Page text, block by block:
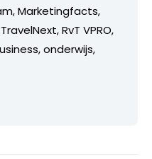
Marketingfacts,
RvT VPRO,
onderwijs,